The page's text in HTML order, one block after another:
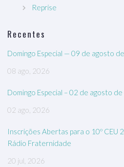
Reprise
Recentes
Domingo Especial — 09 de agosto
08 ago, 2026
Domingo Especial – 02 de agosto
02 ago, 2026
Inscrições Abertas para o 10º CEU
Rádio Fraternidade
20 jul, 2026